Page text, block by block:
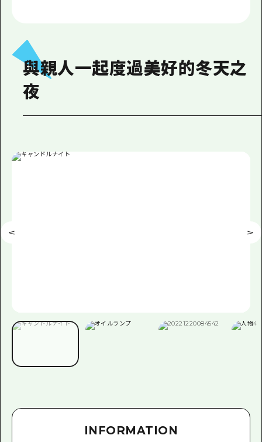
廣島縣觀光宣傳冊
與親人一起度過美好的冬天之
夜
INFORMATION